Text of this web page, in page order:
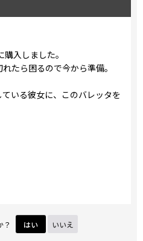
入しました。
たら困るので今から準備。
いる彼女に、このバレッタを
は一緒にですもの。
になってしまいます。ごめんな
？ はい いいえ